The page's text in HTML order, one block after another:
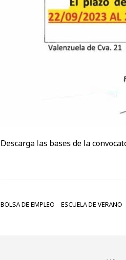
Descarga las bases de la
BOLSA DE EMPLEO – ESCUELA DE VERANO